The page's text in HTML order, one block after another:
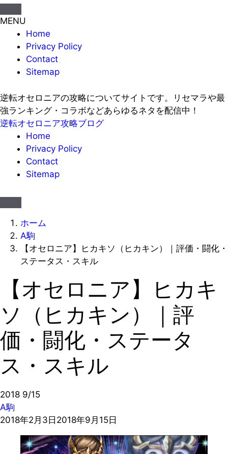
MENU
Home
Privacy Policy
Contact
Sitemap
逆転オセロニアの攻略についてサイトです。リセマラや最
強ランキング・コラボなどあらゆるネタを配信中！
逆転オセロニア攻略ブログ
Home
Privacy Policy
Contact
Sitemap
ホーム
A駒
【オセロニア】ヒカキソ（ヒカキン）｜評価・闘化・
ステータス・スキル
【オセロニア】ヒカキ
ソ（ヒカキン）｜評
価・闘化・ステータ
ス・スキル
2018 9/15
A駒
2018年2月3日 2018年9月15日